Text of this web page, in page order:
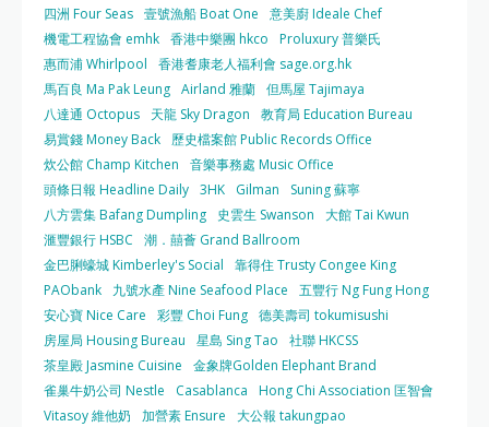
四洲 Four Seas 壹號漁船 Boat One
意美廚 Ideale Chef
機電工程協會 emhk 香港中樂團 hkco
Proluxury 普樂氏
惠而浦 Whirlpool
香港耆康老人福利會 sage.org.hk
馬百良 Ma Pak Leung Airland 雅蘭 但馬屋 Tajimaya
八達通 Octopus 天龍 Sky Dragon
教育局 Education Bureau
易賞錢 Money Back 歷史檔案館 Public Records Office
炊公館 Champ Kitchen
音樂事務處 Music Office
頭條日報 Headline Daily 3HK Gilman
Suning 蘇寧
八方雲集 Bafang Dumpling 史雲生 Swanson
大館 Tai Kwun
滙豐銀行 HSBC
潮．囍薈 Grand Ballroom
金巴脷蠔城 Kimberley's Social
靠得住 Trusty Congee King
PAObank 九號水產 Nine Seafood Place
五豐行 Ng Fung Hong
安心寶 Nice Care
彩豐 Choi Fung 德美壽司 tokumisushi
房屋局 Housing Bureau
星島 Sing Tao
社聯 HKCSS
茶皇殿 Jasmine Cuisine
金象牌Golden Elephant Brand
雀巢牛奶公司 Nestle
Casablanca
Hong Chi Association 匡智會
Vitasoy 維他奶
加營素 Ensure
大公報 takungpao